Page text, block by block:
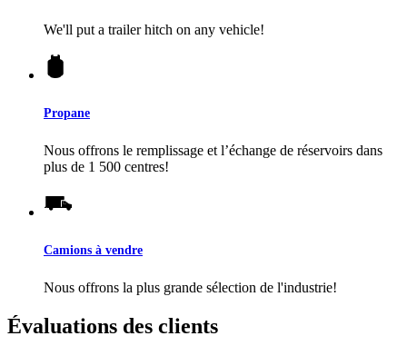
We'll put a trailer hitch on any vehicle!
Propane
Nous offrons le remplissage et l’échange de réservoirs dans
plus de 1 500 centres!
Camions à vendre
Nous offrons la plus grande sélection de l'industrie!
Évaluations des clients